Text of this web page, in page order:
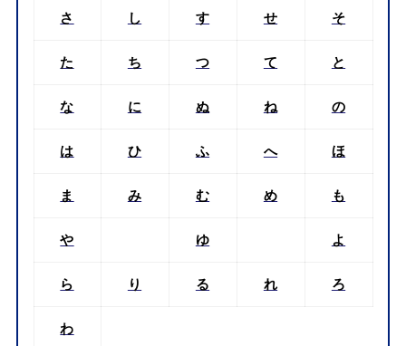
さ し す せ そ
た ち つ て と
な に ぬ ね の
は ひ ふ へ ほ
ま み む め も
や ゆ よ
ら り る れ ろ
わ